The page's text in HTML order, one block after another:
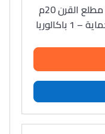
دروس التاريخ – المغرب في مطلع القرن 20م
الأوضاع الداخلية وفرض الحماية – 1 باكالوريا